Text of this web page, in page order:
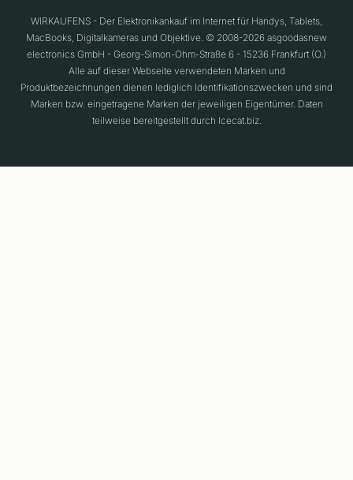
WIRKAUFENS - Der Elektronikankauf im Internet für Handys, Tablets,
MacBooks, Digitalkameras und Objektive. © 2008-2026 asgoodasnew
electronics GmbH - Georg-Simon-Ohm-Straße 6 - 15236 Frankfurt (O.)
Alle auf dieser Webseite verwendeten Marken und
Produktbezeichnungen dienen lediglich Identifikationszwecken und sind
Marken bzw. eingetragene Marken der jeweiligen Eigentümer. Daten
teilweise bereitgestellt durch Icecat.biz.